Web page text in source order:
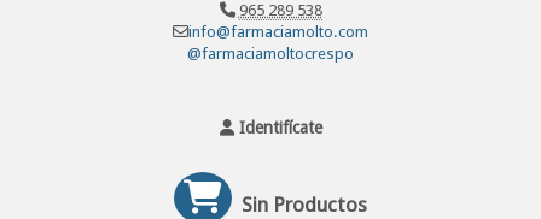
965 289 538
info@farmaciamolto.com
@farmaciamoltocrespo
Identifícate
Sin Productos